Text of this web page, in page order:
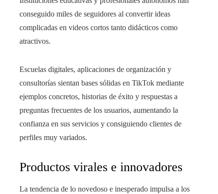
conseguido miles de seguidores al convertir ideas
complicadas en videos cortos tanto didácticos como
atractivos.
Escuelas digitales, aplicaciones de organización y
consultorías sientan bases sólidas en TikTok mediante
ejemplos concretos, historias de éxito y respuestas a
preguntas frecuentes de los usuarios, aumentando la
confianza en sus servicios y consiguiendo clientes de
perfiles muy variados.
Productos virales e innovadores
La tendencia de lo novedoso e inesperado impulsa a los